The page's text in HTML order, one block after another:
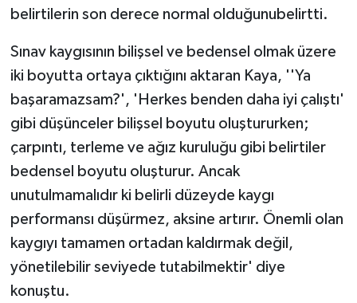
belirtilerin son derece normal olduğunubelirtti.
Sınav kaygısının bilişsel ve bedensel olmak üzere
iki boyutta ortaya çıktığını aktaran Kaya, ''Ya
başaramazsam?', 'Herkes benden daha iyi çalıştı'
gibi düşünceler bilişsel boyutu oluştururken;
çarpıntı, terleme ve ağız kuruluğu gibi belirtiler
bedensel boyutu oluşturur. Ancak
unutulmamalıdır ki belirli düzeyde kaygı
performansı düşürmez, aksine artırır. Önemli olan
kaygıyı tamamen ortadan kaldırmak değil,
yönetilebilir seviyede tutabilmektir' diye
konuştu.